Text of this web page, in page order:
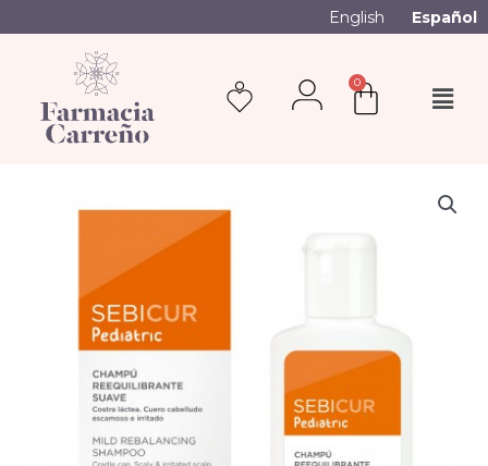
English Español
0